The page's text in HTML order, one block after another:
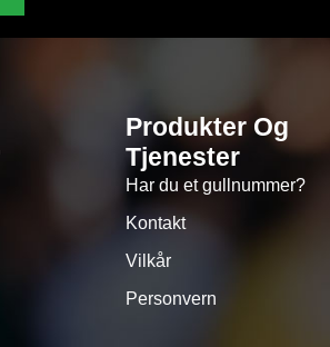
Produkter Og
Tjenester
Har du et gullnummer?
Kontakt
Vilkår
Personvern